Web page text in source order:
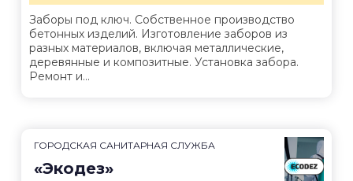
Заборы под ключ. Собственное производство
бетонных изделий. Изготовление заборов из
разных материалов, включая металлические,
деревянные и композитные. Установка забора.
Ремонт и...
ГОРОДСКАЯ САНИТАРНАЯ СЛУЖБА
«Экодез»